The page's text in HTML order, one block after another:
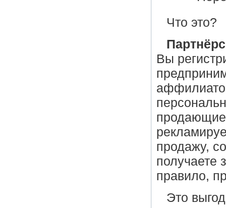
Что это?
Вы
продажу,
получаете
правило,
Это